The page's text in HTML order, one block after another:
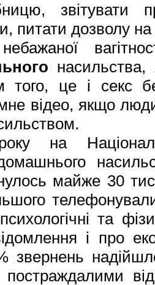
звітувати
питати дозволу
того, це і секс
відео, якщо
на
майже 30
та
і про
звернень
постраждалими